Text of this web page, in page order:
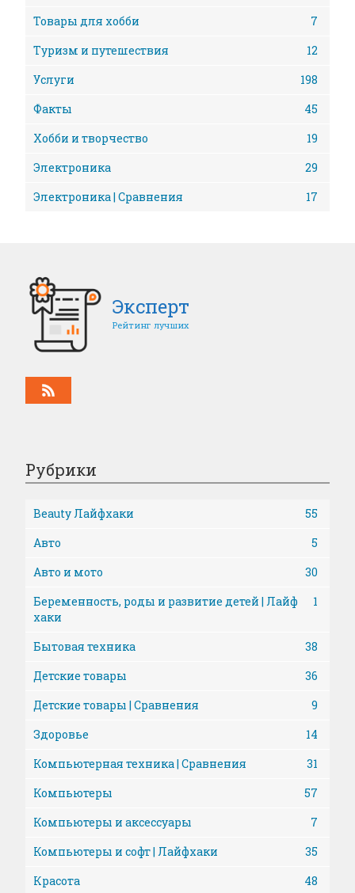
Товары для хобби
7
Туризм и путешествия
12
Услуги
198
Факты
45
Хобби и творчество
19
Электроника
29
Электроника | Сравнения
17
Эксперт
Рейтинг лучших
Рубрики
Beauty Лайфхаки
55
Авто
5
Авто и мото
30
Беременность, роды и развитие детей | Лайф
хаки
1
Бытовая техника
38
Детские товары
36
Детские товары | Сравнения
9
Здоровье
14
Компьютерная техника | Сравнения
31
Компьютеры
57
Компьютеры и аксессуары
7
Компьютеры и софт | Лайфхаки
35
Красота
48